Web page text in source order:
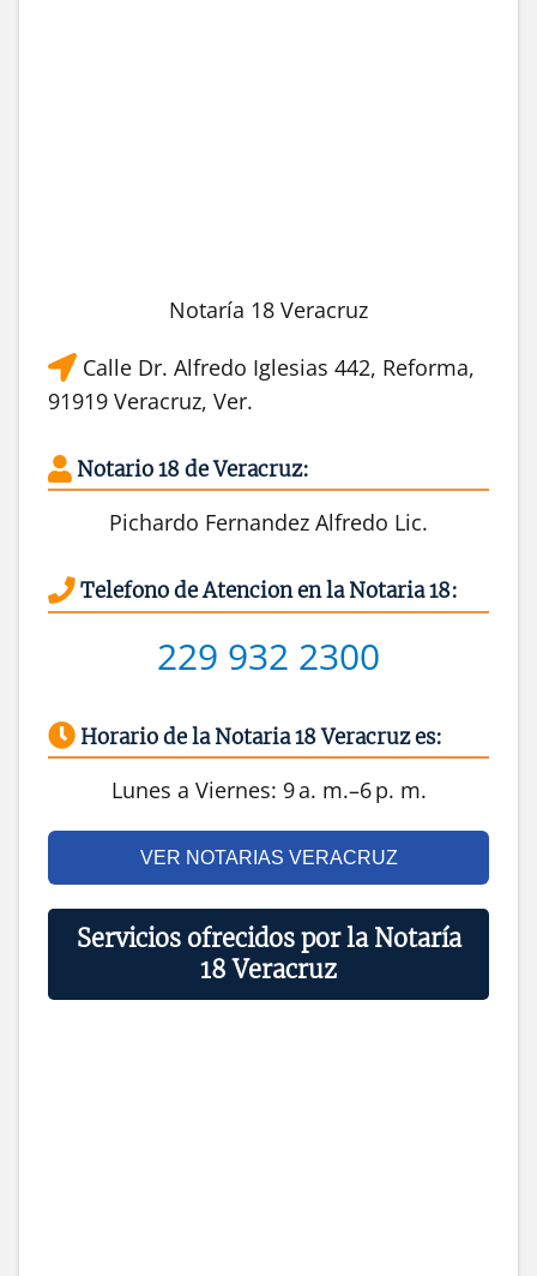
Notaría 18 Veracruz
Calle Dr. Alfredo Iglesias 442, Reforma,
91919 Veracruz, Ver.
Notario 18 de Veracruz:
Pichardo Fernandez Alfredo Lic.
Telefono de Atencion en la Notaria 18:
229 932 2300
Horario de la Notaria 18 Veracruz es:
Lunes a Viernes: 9 a. m.–6 p. m.
VER NOTARIAS VERACRUZ
Servicios ofrecidos por la Notaría
18 Veracruz